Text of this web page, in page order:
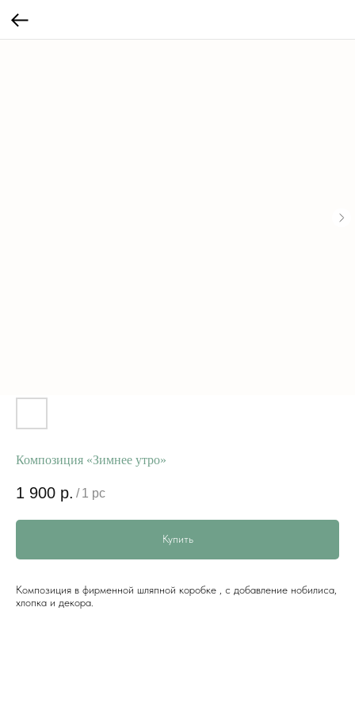
Композиция «Зимнее утро»
1 900 р. / 1 pc
Купить
Композиция в фирменной шляпной коробке , с добавление нобилиса,
хлопка и декора.